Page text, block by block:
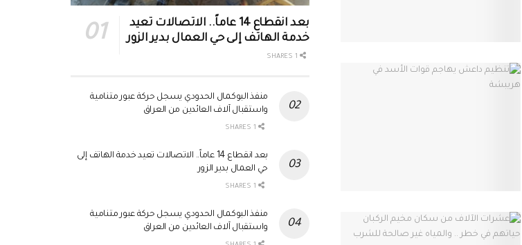
بعد انقطاع 14 عاماً.. الاتصالات تعيد
خدمة الهاتف إلى حي العمال بدير الزور
منفذ البوكمال الحدودي يسجل حركة عبور متنامية
واستقبال آلاف العائدين من العراق
بعد انقطاع 14 عاماً.. الاتصالات تعيد خدمة الهاتف إلى
حي العمال بدير الزور
منفذ البوكمال الحدودي يسجل حركة عبور متنامية
واستقبال آلاف العائدين من العراق